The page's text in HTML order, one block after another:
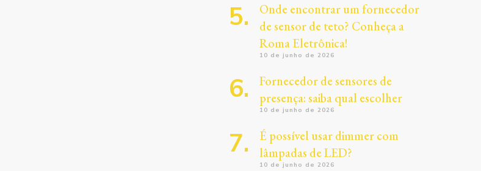
Onde encontrar um fornecedor
de sensor de teto? Conheça a
Roma Eletrônica!
10 de junho de 2026
Fornecedor de sensores de
presença: saiba qual escolher
10 de junho de 2026
É possível usar dimmer com
lâmpadas de LED?
10 de junho de 2026